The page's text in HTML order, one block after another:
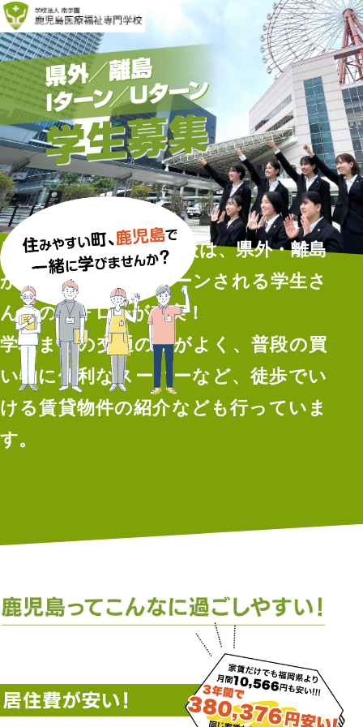
鹿児島医療福祉専門学校は、県外・離島
からのIターン・Uターンされる学生さ
んへのフォローが充実！
学校までの交通の便がよく、普段の買
い物に便利なスーパーなど、徒歩でい
ける賃貸物件の紹介なども行っていま
す。